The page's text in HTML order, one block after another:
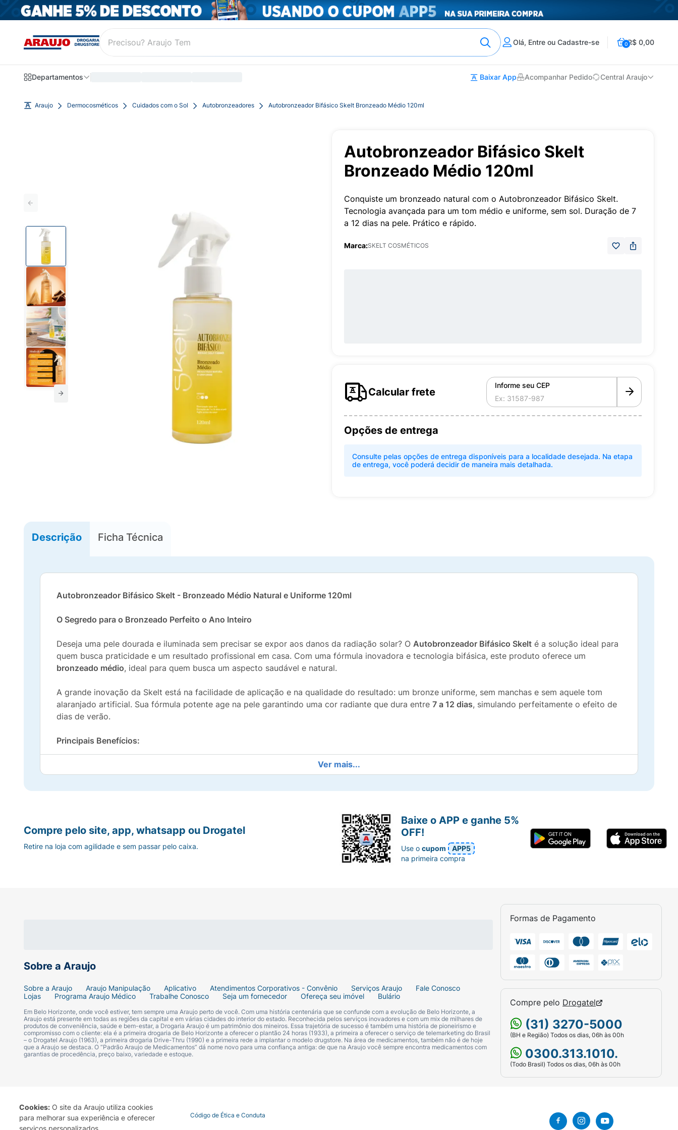
Cookies: O site da Araujo utiliza cookies
para melhorar sua experiência e oferecer
serviços personalizados.
Olá, Entre ou Cadastre-se 0R$ 0,00
Departamentos Baixar App Acompanhar Pedido Central Araujo
Araujo Dermocosméticos Cuidados com o Sol Autobronzeadores Autobronzeador Bifásico Skelt Bronzeado Médio 120ml
Autobronzeador Bifásico Skelt
Bronzeado Médio 120ml
Conquiste um bronzeado natural com o Autobronzeador Bifásico Skelt.
Tecnologia avançada para um tom médio e uniforme, sem sol. Duração de 7
a 12 dias na pele. Prático e rápido.
Marca:SKELT COSMÉTICOS
Calcular frete
Informe seu CEP
Opções de entrega
Consulte pelas opções de entrega disponíveis para a localidade desejada. Na etapa
de entrega, você poderá decidir de maneira mais detalhada.
Descrição Ficha Técnica
Autobronzeador Bifásico Skelt - Bronzeado Médio Natural e Uniforme 120ml
O Segredo para o Bronzeado Perfeito o Ano Inteiro
Deseja uma pele dourada e iluminada sem precisar se expor aos danos da radiação solar? O Autobronzeador Bifásico Skelt é a solução ideal para
quem busca praticidade e um resultado profissional em casa. Com uma fórmula inovadora e tecnologia bifásica, este produto oferece um
bronzeado médio, ideal para quem busca um aspecto saudável e natural.
A grande inovação da Skelt está na facilidade de aplicação e na qualidade do resultado: um bronze uniforme, sem manchas e sem aquele tom
alaranjado artificial. Sua fórmula potente age na pele garantindo uma cor radiante que dura entre 7 a 12 dias, simulando perfeitamente o efeito de
dias de verão.
Principais Benefícios:
A combinação de duas fases garante uma textura leve e secagem rápida, além de hidratar enquanto bronzeia.
Resultado Natural:Desenvolvido para proporcionar um tom médio, perfeito para quem está começando ou prefere um visual "sun-kissed"
Longa Duração: Esqueça a manutenção diária. Com apenas uma aplicação, desfrute do seu bronzeado por até 12 dias.
Aplicação Segura:Obtenha a cor dos sonhos sem os riscos do envelhecimento precoce causado pelo sol.
Intensidade: Médio
Volume: 120ml
Apresentação: Frasco com Spray
Transforme sua autoestima e garanta uma pele iluminada em qualquer estação do ano com a confiança da marca líder em autobronzeamento no
Ver mais...
Sobre a Araujo
Sobre a Araujo Araujo Manipulação Aplicativo Atendimentos Corporativos - Convênio Serviços Araujo
Fale Conosco
Lojas
Programa Araujo Médico Trabalhe Conosco Seja um fornecedor Ofereça seu imóvel Bulário
Em Belo Horizonte, onde você estiver, tem sempre uma Araujo perto de você. Com uma história centenária que se confunde com a evolução de Belo Horizonte, a
Araujo está presente em todas as regiões da capital e em várias cidades do interior do estado. Reconhecida pelos serviços inovadores e com um mix de milhares de
produtos de conveniência, saúde e bem-estar, a Drogaria Araujo é um patrimônio dos mineiros. Essa trajetória de sucesso é também uma história de pioneirismo e
compromisso com o cliente: ela é a primeira drogaria de Belo Horizonte a oferecer o plantão 24 horas (1933), a primeira a oferecer o serviço de telemarketing do Brasil
– o Drogatel Araujo (1963), a primeira drogaria Drive-Thru (1990) e a primeira rede a implantar o modelo drugstore. Na área de medicamentos, também não é de hoje
que a Araujo se destaca. O “Padrão Araujo de Medicamentos” dá nome novo para uma confiança antiga: de que na Araujo você sempre encontra medicamentos com
garantias de procedência, preço baixo, variedade e estoque.
Formas de Pagamento
Compre pelo Drogatel
(31) 3270-5000
(BH e Região) Todos os dias, 06h às 00h
0300.313.1010.
(Todo Brasil) Todos os dias, 06h às 00h
Compre pelo site, app, whatsapp ou Drogatel
Retire na loja com agilidade e sem passar pelo caixa.
Baixe o APP e ganhe 5%
OFF!
Use ocupom
APP5
na primeira compra
Termo de Uso Portal da Privacidade Covid-19 Código de Ética e Conduta